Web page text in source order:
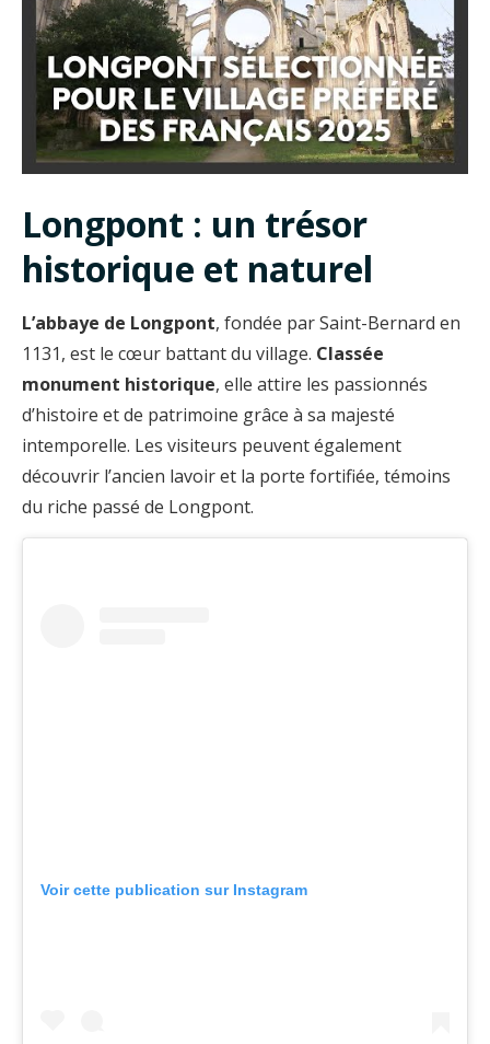
Longpont : un trésor
historique et naturel
L’abbaye de Longpont, fondée par Saint-Bernard en
1131, est le cœur battant du village. Classée
monument historique, elle attire les passionnés
d’histoire et de patrimoine grâce à sa majesté
intemporelle. Les visiteurs peuvent également
découvrir l’ancien lavoir et la porte fortifiée, témoins
du riche passé de Longpont.
Voir cette publication sur Instagram